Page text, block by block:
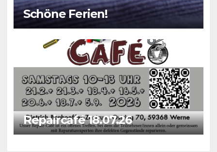
Schöne Ferien!
Repaircafé 18.07.26